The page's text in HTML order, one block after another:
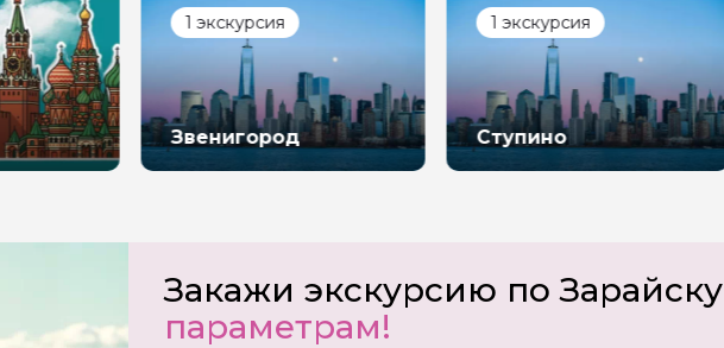
1 экскурсия
Звенигород
1 экскурсия
Ступино
Закажи экскурсию по Зарайску
параметрам!